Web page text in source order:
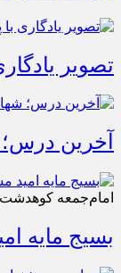
تصویر
آخرین
امام‌جمعه
بسیج مایه